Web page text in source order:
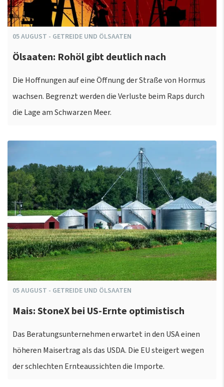
05AUGUST - GETREIDE UND ÖLSAATEN
Ölsaaten: Rohöl gibt deutlich nach
Die Hoffnungen auf eine Öffnung der Straße von Hormus
wachsen. Begrenzt werden die Verluste beim Raps durch
die Lage am Schwarzen Meer.
05AUGUST - GETREIDE UND ÖLSAATEN
Mais: StoneX bei US-Ernte optimistisch
Das Beratungsunternehmen erwartet in den USA einen
höheren Maisertrag als das USDA. Die EU steigert wegen
der schlechten Ernteaussichten die Importe.